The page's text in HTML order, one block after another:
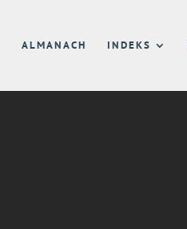
ALMANACH INDEKS